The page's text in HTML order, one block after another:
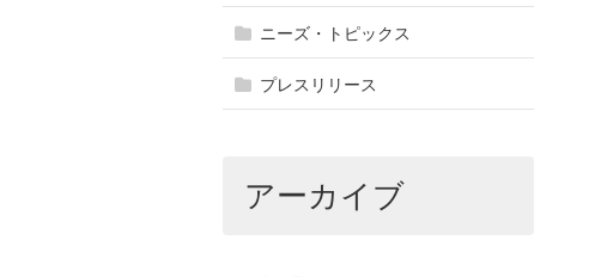
ニーズ・トピックス
プレスリリース
アーカイブ